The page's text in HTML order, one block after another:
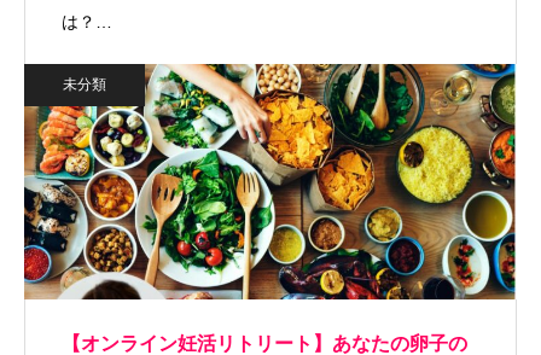
は？…
未分類
【オンライン妊活リトリート】あなたの卵子の